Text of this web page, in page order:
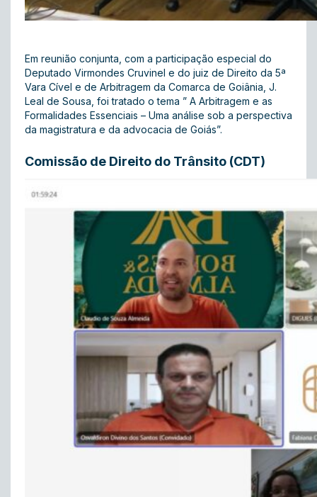
Em reunião conjunta, com a participação especial do
Deputado Virmondes Cruvinel e do juiz de Direito da 5ª
Vara Cível e de Arbitragem da Comarca de Goiânia, J.
Leal de Sousa, foi tratado o tema ” A Arbitragem e as
Formalidades Essenciais – Uma análise sob a perspectiva
da magistratura e da advocacia de Goiás”.
Comissão de Direito do Trânsito (CDT)